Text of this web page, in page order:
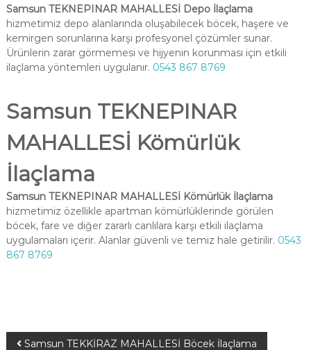
Samsun TEKNEPINAR MAHALLESİ Depo İlaçlama
hizmetimiz depo alanlarında oluşabilecek böcek, haşere ve
kemirgen sorunlarına karşı profesyonel çözümler sunar.
Ürünlerin zarar görmemesi ve hijyenin korunması için etkili
ilaçlama yöntemleri uygulanır. 0543 867 8769
Samsun TEKNEPINAR
MAHALLESİ Kömürlük
İlaçlama
Samsun TEKNEPINAR MAHALLESİ Kömürlük İlaçlama
hizmetimiz özellikle apartman kömürlüklerinde görülen
böcek, fare ve diğer zararlı canlılara karşı etkili ilaçlama
uygulamaları içerir. Alanlar güvenli ve temiz hale getirilir. 0543
867 8769
Samsun TEKKİRAZ MAHALLESİ Böcek İlaçlama